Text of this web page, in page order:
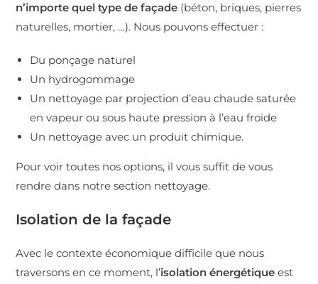
n’importe quel type de façade (béton, briques, pierres
naturelles, mortier, …). Nous pouvons effectuer :
Du ponçage naturel
Un hydrogommage
Un nettoyage par projection d’eau chaude saturée
en vapeur ou sous haute pression à l’eau froide
Un nettoyage avec un produit chimique.
Pour voir toutes nos options, il vous suffit de vous
rendre dans notresection nettoyage.
Isolation de la façade
Avec le contexte économique difficile que nous
traversons en ce moment, l’isolation énergétique est